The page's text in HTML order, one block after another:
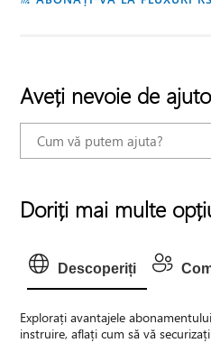
Aveți nevoie de
Doriți mai multe
Descoperiți
Explorați avantajele
instruire, aflați cum să vă